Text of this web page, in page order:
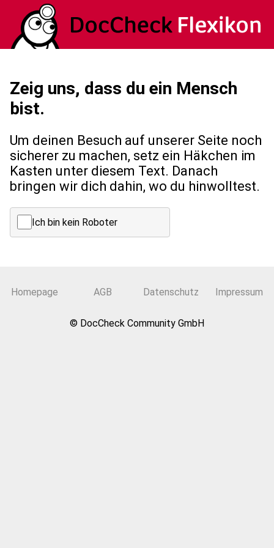
Zeig uns, dass du ein Mensch
bist.
Um deinen Besuch auf unserer Seite noch
sicherer zu machen, setz ein Häkchen im
Kasten unter diesem Text. Danach
bringen wir dich dahin, wo du hinwolltest.
Ich bin kein Roboter
Homepage AGB Datenschutz Impressum
© DocCheck Community GmbH